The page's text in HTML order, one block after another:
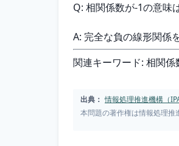
Q: 相関係数が-1の意味
A: 完全な負の線形関係
関連キーワード: 相関
出典： 情報処理推進機構（
本問題の著作権は情報処理推